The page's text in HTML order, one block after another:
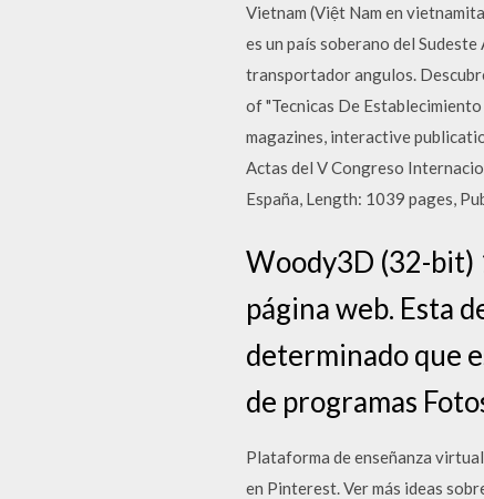
Vietnam (Việt Nam en
es un país soberano del
transportador angulos.
of "Tecnicas De
magazines, interactive
Actas del V Congreso
España, Length: 1039 pages,
Woody3D (32-bit)
página web. Esta
determinado que
de programas
Plataforma de enseñanza
en Pinterest. Ver más ideas